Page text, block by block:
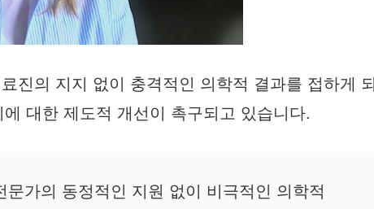
진의 지지 없이 충격적인 의학적 결과를 접하게 되
대한 제도적 개선이 촉구되고 있습니다.
가의 동정적인 지원 없이 비극적인 의학적